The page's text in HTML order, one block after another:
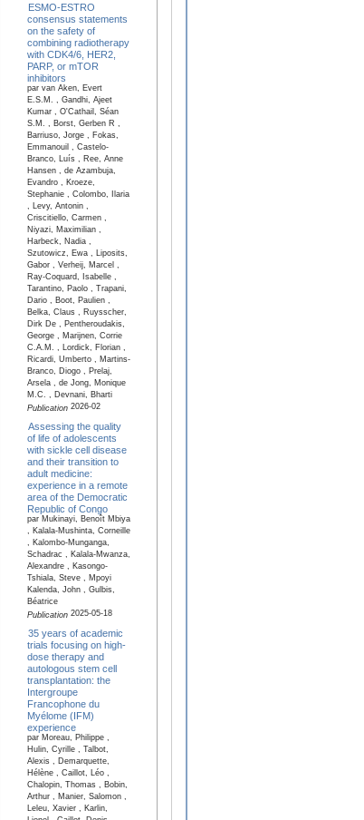
ESMO-ESTRO
consensus statements
on the safety of
combining radiotherapy
with CDK4/6, HER2,
PARP, or mTOR
inhibitors
par van Aken, Evert
E.S.M. , Gandhi, Ajeet
Kumar , O'Cathail, Séan
S.M. , Borst, Gerben R ,
Barriuso, Jorge , Fokas,
Emmanouil , Castelo-
Branco, Luís , Ree, Anne
Hansen , de Azambuja,
Evandro , Kroeze,
Stephanie , Colombo, Ilaria
, Levy, Antonin ,
Criscitiello, Carmen ,
Niyazi, Maximilian ,
Harbeck, Nadia ,
Szutowicz, Ewa , Liposits,
Gabor , Verheij, Marcel ,
Ray-Coquard, Isabelle ,
Tarantino, Paolo , Trapani,
Dario , Boot, Paulien ,
Belka, Claus , Ruysscher,
Dirk De , Pentheroudakis,
George , Marijnen, Corrie
C.A.M. , Lordick, Florian ,
Ricardi, Umberto , Martins-
Branco, Diogo , Prelaj,
Arsela , de Jong, Monique
M.C. , Devnani, Bharti
Publication2026-02
Assessing the quality
of life of adolescents
with sickle cell disease
and their transition to
adult medicine:
experience in a remote
area of the Democratic
Republic of Congo
par Mukinayi, Benoît Mbiya
, Kalala-Mushinta, Corneille
, Kalombo-Munganga,
Schadrac , Kalala-Mwanza,
Alexandre , Kasongo-
Tshiala, Steve , Mpoyi
Kalenda, John , Gulbis,
Béatrice
Publication2025-05-18
35 years of academic
trials focusing on high-
dose therapy and
autologous stem cell
transplantation: the
Intergroupe
Francophone du
Myélome (IFM)
experience
par Moreau, Philippe ,
Hulin, Cyrille , Talbot,
Alexis , Demarquette,
Hélène , Caillot, Léo ,
Chalopin, Thomas , Bobin,
Arthur , Manier, Salomon ,
Leleu, Xavier , Karlin,